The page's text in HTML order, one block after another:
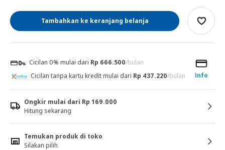
Tambahkan ke keranjang belanja
Cicilan 0% mulai dari Rp 666.500/bulan
Info
Cicilan tanpa kartu kredit mulai dari Rp 437.220/bulan
Ongkir mulai dari Rp 169.000
Hitung sekarang
Temukan produk di toko
Silakan pilih